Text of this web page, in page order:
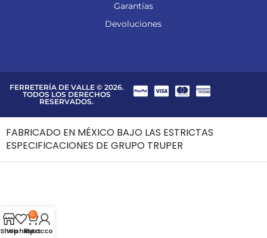
Garantías
Devoluciones
FERRETERÍA DE VALLE © 2026.
TODOS LOS DERECHOS
RESERVADOS.
Shop
Wishlist
0
Cart
My account
FABRICADO EN MÉXICO BAJO LAS ESTRICTAS
ESPECIFICACIONES DE GRUPO TRUPER